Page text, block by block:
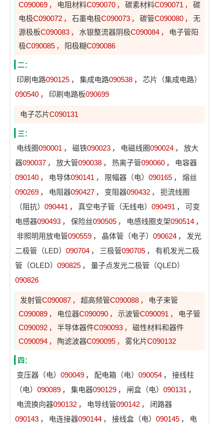
C090069 ， 电阻材料C090070 ， 碳素材料C090071 ，
碳
电极C090072 ， 石墨电极C090073 ， 碳管C090080 ，
无
源极板C090083 ， 水银整流器阴极C090084 ，
电子管阳
极C090085 ， 阳极糊C090086
二：
印刷电路090125 ， 集成电路090538 ，
芯片（集成电路）
090540 ， 印刷电路板090699
电子芯片C090131
三：
电线圈090001 ， 磁铁090023 ， 电磁线圈090024 ，
放大
器090037 ， 放大管090038 ， 热离子管090060 ，
电容器
090140 ， 电导体090141 ， 限幅器（电） 090165 ，
熔丝
090269 ， 电阻器090427 ， 变阻器090432 ，
扼流线圈
（阻抗） 090441 ， 真空电子管（无线电） 090491 ，
可变
电感器090493 ， 保险丝090505 ， 电感线圈支架090514 ，
非照明用放电管090559 ， 晶体管（电子） 090624 ，
发光
二极管（LED） 090704 ， 三极管090705 ，
有机发光二极
管（OLED） 090825 ，
量子点发光二极管（QLED）
090826
发射管C090087 ， 超高频管C090088 ，
电子束管
C090089 ， 电位器C090090 ， 示波管C090091 ，
电子管
C090092 ， 半导体器件C090093 ，
磁性材料和器件
C090094 ， 陶滤波器C090095 ， 雾化片C090132
四：
变压器（电） 090049 ， 配电箱（电） 090054 ，
接线柱
（电） 090089 ， 集电器090129 ， 闸盒（电） 090131 ，
电流换向器090132 ， 电导线管090142 ，
闭路器
090143 ， 电连接器090144 ， 接线盒（电） 090145 ，
电